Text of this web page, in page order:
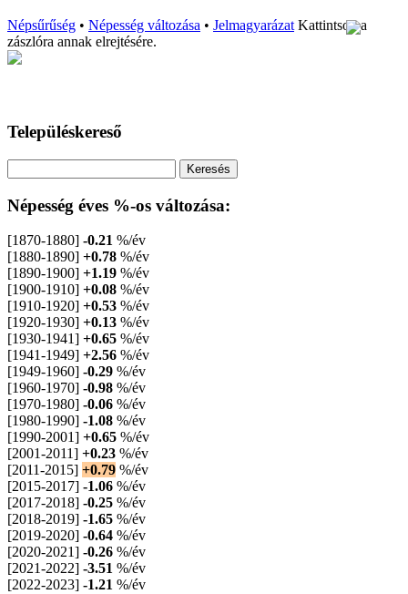
Népsűrűség • Népesség változása • JelmagyarázatKattintson a
zászlóra annak elrejtésére.
Településkereső
Népesség éves %-os változása:
[1870-1880] -0.21 %/év
[1880-1890] +0.78 %/év
[1890-1900] +1.19 %/év
[1900-1910] +0.08 %/év
[1910-1920] +0.53 %/év
[1920-1930] +0.13 %/év
[1930-1941] +0.65 %/év
[1941-1949] +2.56 %/év
[1949-1960] -0.29 %/év
[1960-1970] -0.98 %/év
[1970-1980] -0.06 %/év
[1980-1990] -1.08 %/év
[1990-2001] +0.65 %/év
[2001-2011] +0.23 %/év
[2011-2015] +0.79 %/év
[2015-2017] -1.06 %/év
[2017-2018] -0.25 %/év
[2018-2019] -1.65 %/év
[2019-2020] -0.64 %/év
[2020-2021] -0.26 %/év
[2021-2022] -3.51 %/év
[2022-2023] -1.21 %/év